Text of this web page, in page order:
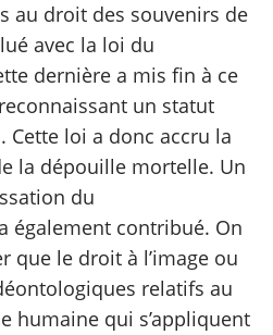
au droit des souvenirs de
avec la loi du
dernière a mis fin à ce
un statut
Cette loi a donc accru la
la dépouille mortelle. Un
du
également contribué. On
que le droit à l’image ou
relatifs au
humaine qui s’appliquent